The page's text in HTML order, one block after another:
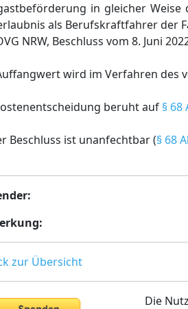
in gleicher
als Berufskraftfahrer der
NRW, Beschluss vom 8. Juni
wird im Verfahren des
beruht auf § 68
Beschluss ist unanfechtbar (§ 68
zur Übersicht
Die